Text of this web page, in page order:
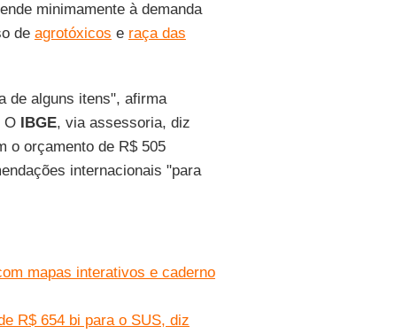
minimamente à demanda
de agrotóxicos e raça das
de alguns itens", afirma
O IBGE, via assessoria, diz
o orçamento de R$ 505
internacionais "para
mapas interativos e caderno
R$ 654 bi para o SUS, diz